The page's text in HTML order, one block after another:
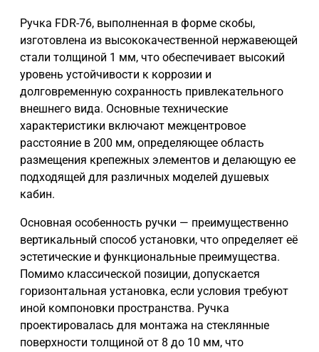
Ручка FDR-76, выполненная в форме скобы,
изготовлена из высококачественной нержавеющей
стали толщиной 1 мм, что обеспечивает высокий
уровень устойчивости к коррозии и
долговременную сохранность привлекательного
внешнего вида. Основные технические
характеристики включают межцентровое
расстояние в 200 мм, определяющее область
размещения крепежных элементов и делающую ее
подходящей для различных моделей душевых
кабин.
Основная особенность ручки — преимущественно
вертикальный способ установки, что определяет её
эстетические и функциональные преимущества.
Помимо классической позиции, допускается
горизонтальная установка, если условия требуют
иной компоновки пространства. Ручка
проектировалась для монтажа на стеклянные
поверхности толщиной от 8 до 10 мм, что